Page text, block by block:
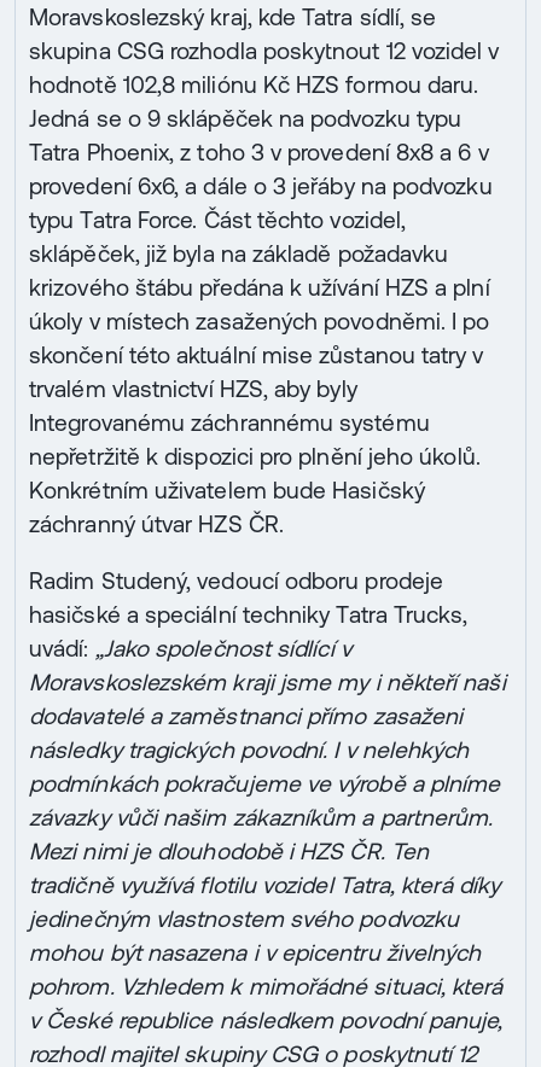
Moravskoslezský kraj, kde Tatra sídlí, se
skupina CSG rozhodla poskytnout 12 vozidel v
hodnotě 102,8 miliónu Kč HZS formou daru.
Jedná se o 9 sklápěček na podvozku typu
Tatra Phoenix, z toho 3 v provedení 8x8 a 6 v
provedení 6x6, a dále o 3 jeřáby na podvozku
typu Tatra Force. Část těchto vozidel,
sklápěček, již byla na základě požadavku
krizového štábu předána k užívání HZS a plní
úkoly v místech zasažených povodněmi. I po
skončení této aktuální mise zůstanou tatry v
trvalém vlastnictví HZS, aby byly
Integrovanému záchrannému systému
nepřetržitě k dispozici pro plnění jeho úkolů.
Konkrétním uživatelem bude Hasičský
záchranný útvar HZS ČR.
Radim Studený, vedoucí odboru prodeje
hasičské a speciální techniky Tatra Trucks,
uvádí: „Jako společnost sídlící v
Moravskoslezském kraji jsme my i někteří naši
dodavatelé a zaměstnanci přímo zasaženi
následky tragických povodní. I v nelehkých
podmínkách pokračujeme ve výrobě a plníme
závazky vůči našim zákazníkům a partnerům.
Mezi nimi je dlouhodobě i HZS ČR. Ten
tradičně využívá flotilu vozidel Tatra, která díky
jedinečným vlastnostem svého podvozku
mohou být nasazena i v epicentru živelných
pohrom. Vzhledem k mimořádné situaci, která
v České republice následkem povodní panuje,
rozhodl majitel skupiny CSG o poskytnutí 12